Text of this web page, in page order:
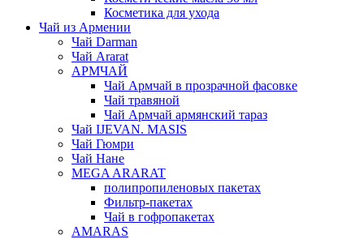
Косметика для ухода
Чай из Армении
Чай Darman
Чай Ararat
АРМЧАЙ
Чай Армчай в прозрачной фасовке
Чай травяной
Чай Армчай армянский тараз
Чай IJEVAN. MASIS
Чай Гюмри
Чай Нане
MEGA ARARAT
полипропиленовых пакетах
Фильтр-пакетах
Чай в гофропакетах
AMARAS